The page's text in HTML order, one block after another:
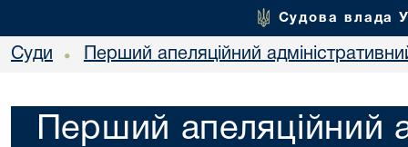
Судова влада
Суди • Перший апеляційний
Перший апеляційний